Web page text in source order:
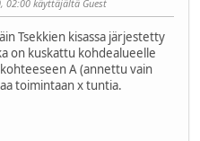
02:00 käyttäjältä Guest
Tsekkien kisassa järjestetty
on kuskattu kohdealueelle
A (annettu vain
toimintaan x tuntia.